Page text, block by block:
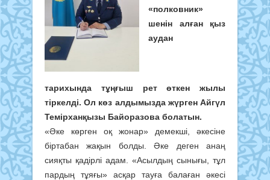
«полковник»
шенін алған қыз
аудан
тарихында тұңғыш рет өткен жылы
тіркелді. Ол көз алдымызда жүрген Айгүл
Темірханқызы Байоразова болатын.
«Әке көрген оқ жонар» демекші, әкесіне
біртабан жақын болды. Әке деген анаң
сияқты қадірлі адам. «Асылдың сынығы, тұл
пардың тұяғы» асқар тауға балаған әкесі